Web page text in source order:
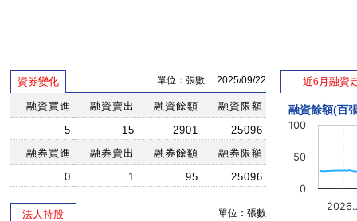
資券變化 單位：張數 2025/09/22
融資買進 融資賣出 融資餘額
融資限額
5
15 2901
25096
融券買進
融券賣出 融券餘額
融券限額
0
1 95 25096
法人持股 單位：張數
近6月融資
融資餘額(百
0
50
100